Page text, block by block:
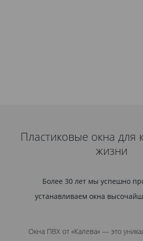
Пластиковые окна для
жизни
Более 30 лет мы успешно
устанавливаем окна
Окна ПВХ от «Калева» — это